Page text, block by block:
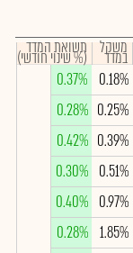
משקל
במדד תשואת המדד
(% שינוי חודשי)
0.18%
0.37%
0.25%
0.28%
0.39%
0.42%
0.51%
0.30%
0.97%
0.40%
1.85%
0.28%